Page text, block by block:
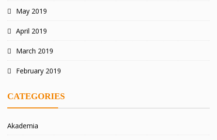
May 2019
April 2019
March 2019
February 2019
CATEGORIES
Akademia